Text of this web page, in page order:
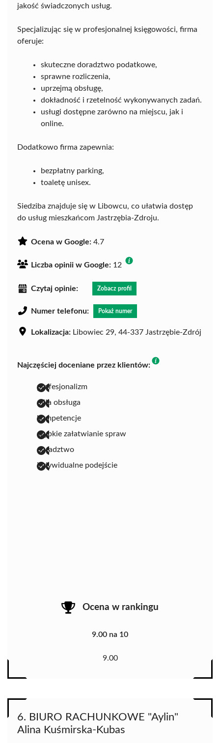
jakość świadczonych usług.
Specjalizując się w profesjonalnej księgowości, firma
oferuje:
skuteczne doradztwo podatkowe,
sprawne rozliczenia,
uprzejmą obsługę,
dokładność i rzetelność wykonywanych zadań.
usługi dostępne zarówno na miejscu, jak i
online.
Dodatkowo firma zapewnia:
bezpłatny parking,
toaletę unisex.
Siedziba znajduje się w Libowcu, co ułatwia dostęp
do usług mieszkańcom Jastrzębia-Zdroju.
Ocena w Google: 4.7
Liczba opinii w Google: 12
Czytaj opinie: Zobacz profil
Numer telefonu: Pokaż numer
Lokalizacja: Libowiec 29, 44-337 Jastrzębie-Zdrój
Najczęściej doceniane przez klientów:
profesjonalizm
miła obsługa
kompetencje
szybkie załatwianie spraw
doradztwo
indywidualne podejście
Ocena w rankingu
9.00 na 10
9.00
6. BIURO RACHUNKOWE "Aylin"
Alina Kuśmirska-Kubas